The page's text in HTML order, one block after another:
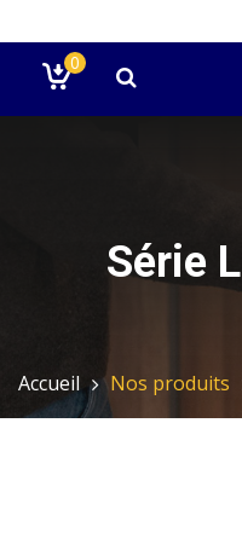
0
Série
Accueil Nos produits